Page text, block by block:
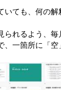
ても、何の解
れるよう、毎
、一箇所に「